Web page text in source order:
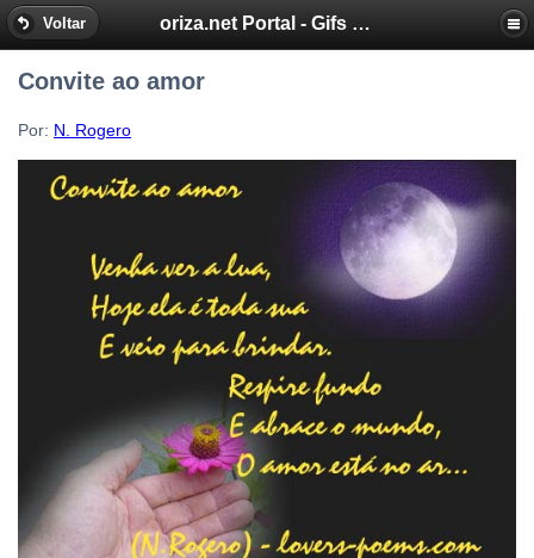
Voltar oriza.net Portal - Gifs by Oriza - Frases, Poemas
Convite ao amor
Por: N. Rogero